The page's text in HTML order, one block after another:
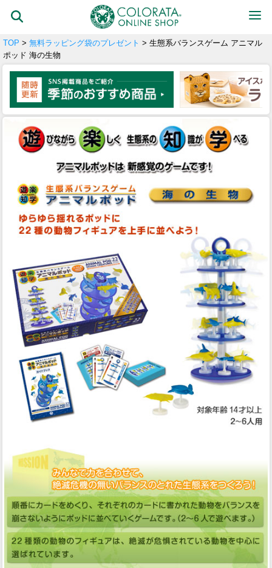
TOP > 無料ラッピング袋のプレゼント > 生態系バランスゲーム アニマル
ポッド 海の生物